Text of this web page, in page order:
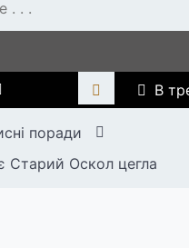
В
поради
Старий Оскол цегла